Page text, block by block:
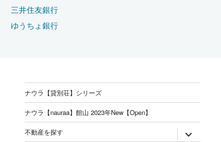
三井住友銀行
ゆうちょ銀行
ナウラ【貸別荘】シリーズ
ナウラ【nauraa】館山 2023年New【Open】
不動産を探す expand
child